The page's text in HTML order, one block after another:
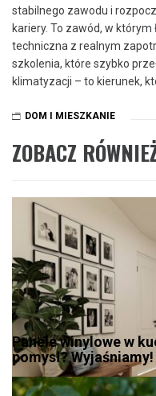
stabilnego zawodu i
kariery. To zawód, w
techniczna z realnym
szkolenia, które szybko
klimatyzacji – to kierunek,
DOM I MIESZKANIE
ZOBACZ
Panele winylowe w
pomysł? Wyjaśniamy!